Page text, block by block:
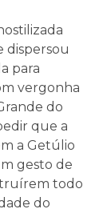
dispersou
para
vergonha
do
que a
a Getúlio
gesto de
todo
do